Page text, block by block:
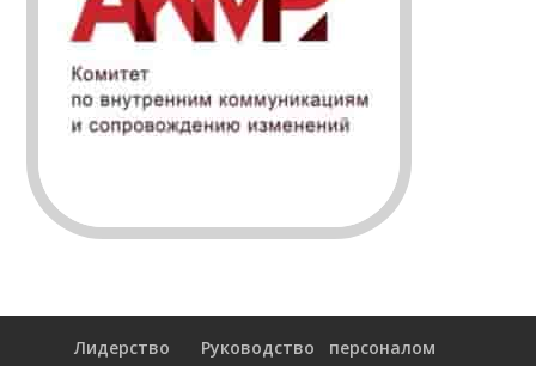
Лидерство
Руководство персоналом